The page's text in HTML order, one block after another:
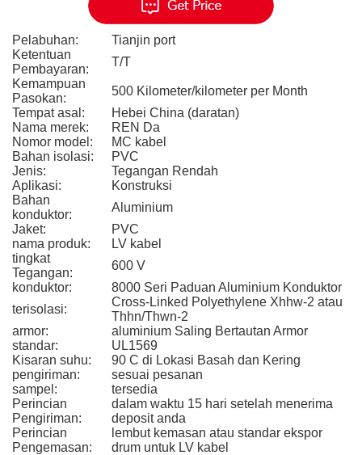
Pelabuhan:
Tianjin port
Ketentuan
Pembayaran:
T/T
Kemampuan
Pasokan:
500 Kilometer/kilometer per Month
Tempat asal:
Hebei China (daratan)
Nama merek:
REN Da
Nomor model:
MC kabel
Bahan isolasi:
PVC
Jenis:
Tegangan Rendah
Aplikasi:
Konstruksi
Bahan
konduktor:
Aluminium
Jaket:
PVC
nama produk:
LV kabel
tingkat
Tegangan:
600 V
konduktor:
8000 Seri Paduan Aluminium Konduktor
terisolasi:
Cross-Linked Polyethylene Xhhw-2 atau
Thhn/Thwn-2
armor:
aluminium Saling Bertautan Armor
standar:
UL1569
Kisaran suhu:
90 C di Lokasi Basah dan Kering
pengiriman:
sesuai pesanan
sampel:
tersedia
Perincian
Pengiriman:
dalam waktu 15 hari setelah menerima
deposit anda
Perincian
Pengemasan:
lembut kemasan atau standar ekspor
drum untuk LV kabel